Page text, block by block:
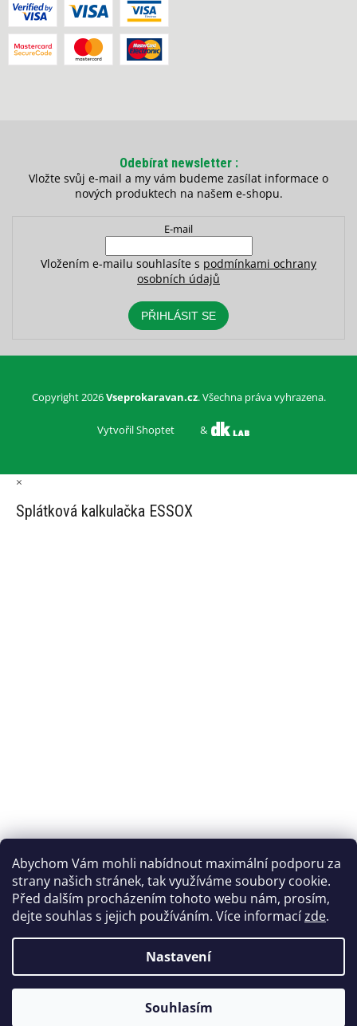
Abychom Vám mohli nabídnout maximální podporu za
strany našich stránek, tak využíváme soubory cookie.
Před dalším procházením tohoto webu nám, prosím,
dejte souhlas s jejich používáním. Více informacízde.
Nastavení
Souhlasím
Odebírat newsletter
Vložte svůj e-mail a my vám budeme zasílat informace o
nových produktech na našem e-shopu.
E-mail
Vložením e-mailu souhlasíte s podmínkami ochrany
osobních údajů
PŘIHLÁSIT SE
Vytvořil Shoptet &
Copyright 2026Vseprokaravan.cz. Všechna práva vyhrazena.
×
Splátková kalkulačka ESSOX